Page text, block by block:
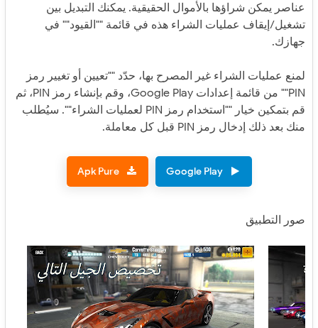
عناصر يمكن شراؤها بالأموال الحقيقية. يمكنك التبديل بين
تشغيل/إيقاف عمليات الشراء هذه في قائمة ""القيود"" في
جهازك.
لمنع عمليات الشراء غير المصرح بها، حدّد ""تعيين أو تغيير رمز
PIN"" من قائمة إعدادات Google Play، وقم بإنشاء رمز PIN، ثم
قم بتمكين خيار ""استخدام رمز PIN لعمليات الشراء"". سيُطلب
منك بعد ذلك إدخال رمز PIN قبل كل معاملة.
Google Play
Apk Pure
صور التطبيق